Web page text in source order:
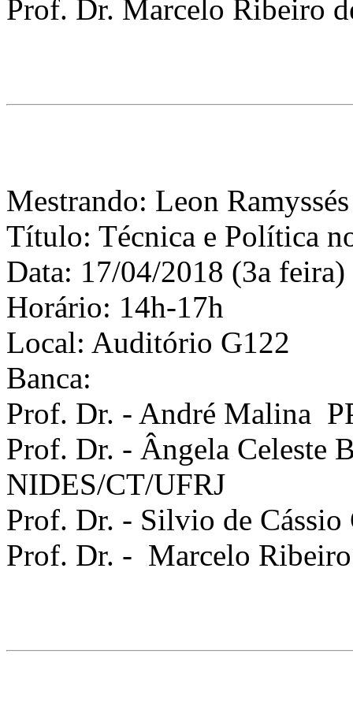
Prof. Dr. Marcelo Ribeiro
Mestrando: Leon
Título: Técnica e Política
Data: 17/04/2018 (3a feira)
Horário: 14h-17h
Local: Auditório G122
Banca:
Prof. Dr. - André Malina
Prof. Dr. - Ângela Celeste
NIDES/CT/UFRJ
Prof. Dr. - Silvio de Cássio
Prof. Dr. - Marcelo